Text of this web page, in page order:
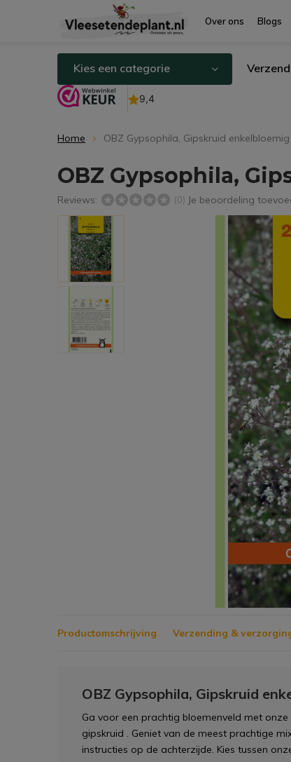
Over ons Blogs
Kies een categorie
Home OBZ Gypsophila, Gipskruid
OBZ Gypsophila,
Reviews: (0) Je beoordeling
Productomschrijving Verzending &
OBZ Gypsophila, Gipskruid
Ga voor een prachtig bloemenveld met
gipskruid . Geniet van de meest prachtige
instructies op de achterzijde. Kies tussen